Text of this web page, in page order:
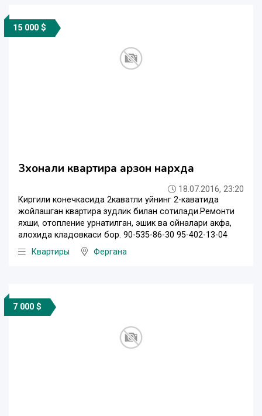
15 000 $
3хонали квартира арзон нархда
18.07.2016, 23:20
Киргили конечкасида 2каватли уйнинг 2-каватида
жойлашган квартира зудлик билан сотилади.Ремонти
яхши, отопление урнатилган, эшик ва ойналари акфа,
алохида кладовкаси бор. 90-535-86-30 95-402-13-04
Квартиры
Фергана
7 000 $